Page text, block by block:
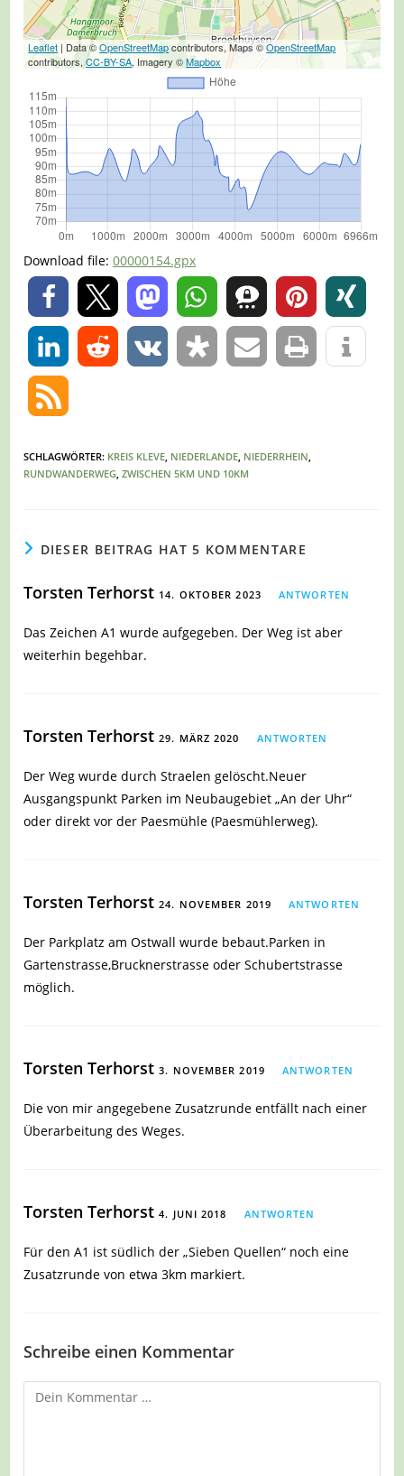
Leaflet | Data ©OpenStreetMapcontributors, Maps ©OpenStreetMap
contributors,CC-BY-SA, Imagery ©Mapbox
Download file:00000154.gpx
0
0
SCHLAGWÖRTER: KREIS KLEVE, NIEDERLANDE, NIEDERRHEIN,
RUNDWANDERWEG, ZWISCHEN 5KM UND 10KM
DIESER BEITRAG HAT 5 KOMMENTARE
Torsten Terhorst 14. OKTOBER 2023 ANTWORTEN
Das Zeichen A1 wurde aufgegeben. Der Weg ist aber
weiterhin begehbar.
Torsten Terhorst29. MÄRZ 2020 ANTWORTEN
Der Weg wurde durch Straelen gelöscht.Neuer
Ausgangspunkt Parken im Neubaugebiet „An der Uhr“
oder direkt vor der Paesmühle (Paesmühlerweg).
Torsten Terhorst24. NOVEMBER 2019 ANTWORTEN
Der Parkplatz am Ostwall wurde bebaut.Parken in
Gartenstrasse,Brucknerstrasse oder Schubertstrasse
möglich.
Torsten Terhorst3. NOVEMBER 2019 ANTWORTEN
Die von mir angegebene Zusatzrunde entfällt nach einer
Überarbeitung des Weges.
Torsten Terhorst4. JUNI 2018 ANTWORTEN
Für den A1 ist südlich der „Sieben Quellen“ noch eine
Zusatzrunde von etwa 3km markiert.
Schreibe einen Kommentar
Kommentar